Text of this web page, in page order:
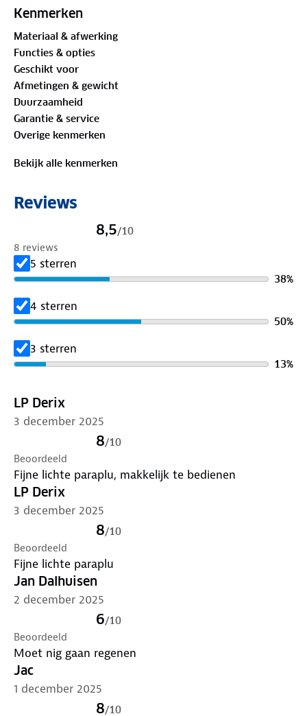
Klein, licht en toch sterk. Het winddichte geraamte
De paraplu is gemaakt van stevig gerecycled
polyester, dat je droog houdt bij kleine én grote
buien. Na gebruik berg je hem eenvoudig op in het
waterdichte hoesje. Zo blijft de rest van je tas
schoon en droog. Wacht niet tot de regen je verrast,
maar haal deze compacte paraplu in huis.
Kenmerken
Materiaal & afwerking
Functies & opties
Geschikt voor
Afmetingen & gewicht
Duurzaamheid
Garantie & service
Overige kenmerken
Bekijk alle kenmerken
Reviews
8,5/10
8 reviews
5 sterren
38%
4 sterren
50%
3 sterren
13%
LP Derix
3 december 2025
8/10
Beoordeeld
Fijne lichte paraplu, makkelijk te bedienen
LP Derix
3 december 2025
8/10
Beoordeeld
Fijne lichte paraplu
Jan Dalhuisen
2 december 2025
6/10
Beoordeeld
Moet nig gaan regenen
Jac
1 december 2025
8/10